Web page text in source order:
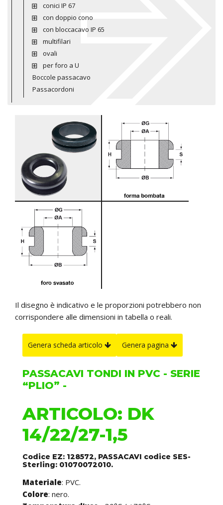
conici IP 67
con doppio cono
con bloccacavo IP 65
multifilari
ovali
per foro a U
Boccole passacavo
Passacordoni
Il disegno è indicativo e le proporzioni potrebbero non
corrispondere alle dimensioni in tabella o reali.
Genera scheda articolo Genera pagina
PASSACAVI TONDI IN PVC - SERIE
“PLIO” -
ARTICOLO: DK
14/22/27-1,5
Codice EZ: 128572, PASSACAVI codice SES-
Sterling: 01070072010.
Materiale: PVC.
Colore: nero.